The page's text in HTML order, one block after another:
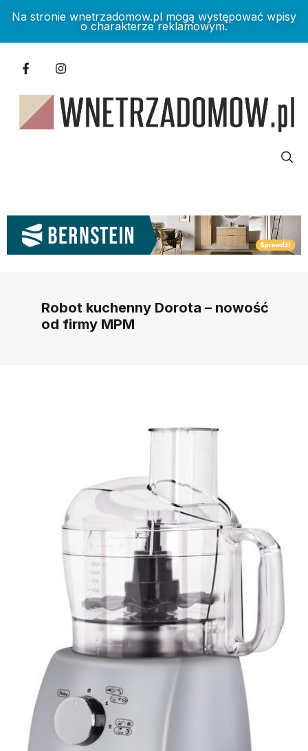
Na stronie wnetrzadomow.pl mogą występować wpisy
o charakterze reklamowym.
Robot kuchenny Dorota – nowość
od firmy MPM